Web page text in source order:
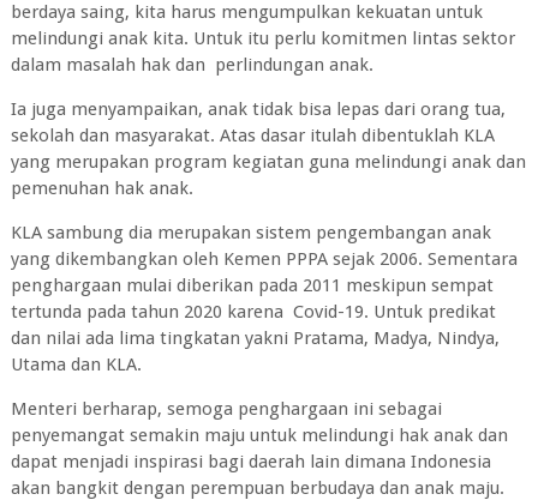
berdaya saing, kita harus mengumpulkan kekuatan untuk
melindungi anak kita. Untuk itu perlu komitmen lintas sektor
dalam masalah hak dan perlindungan anak.
Ia juga menyampaikan, anak tidak bisa lepas dari orang tua,
sekolah dan masyarakat. Atas dasar itulah dibentuklah KLA
yang merupakan program kegiatan guna melindungi anak dan
pemenuhan hak anak.
KLA sambung dia merupakan sistem pengembangan anak
yang dikembangkan oleh Kemen PPPA sejak 2006. Sementara
penghargaan mulai diberikan pada 2011 meskipun sempat
tertunda pada tahun 2020 karena Covid-19. Untuk predikat
dan nilai ada lima tingkatan yakni Pratama, Madya, Nindya,
Utama dan KLA.
Menteri berharap, semoga penghargaan ini sebagai
penyemangat semakin maju untuk melindungi hak anak dan
dapat menjadi inspirasi bagi daerah lain dimana Indonesia
akan bangkit dengan perempuan berbudaya dan anak maju.